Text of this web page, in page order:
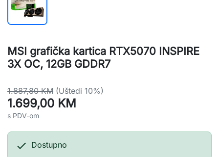
MSI grafička kartica RTX5070 INSPIRE
3X OC, 12GB GDDR7
1.887,80 KM (Uštedi 10%)
1.699,00 KM
s PDV-om
 Dostupno